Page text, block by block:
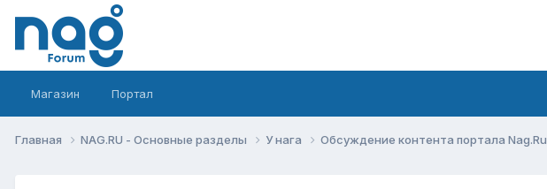
Магазин Портал
Главная NAG.RU - Основные разделы У нага Обсуждение контента портала Nag.Ru